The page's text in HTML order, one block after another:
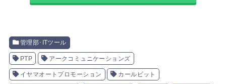
管理部･ITツール
PTP アークコミュニケーションズ
イヤマオートプロモーション カールビット